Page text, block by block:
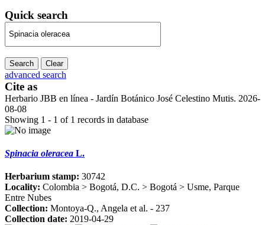
Quick search
Search Clear
advanced search
Cite as
Herbario JBB en línea - Jardín Botánico José Celestino Mutis. 2026-
08-08
Showing 1 - 1 of 1 records in database
Spinacia oleracea L.
Herbarium stamp: 30742
Locality: Colombia > Bogotá, D.C. > Bogotá > Usme, Parque
Entre Nubes
Collection: Montoya-Q., Angela et al. - 237
Collection date: 2019-04-29